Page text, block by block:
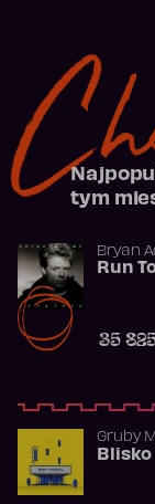
tym
Bryan
Run
35
Gruby
Blisko